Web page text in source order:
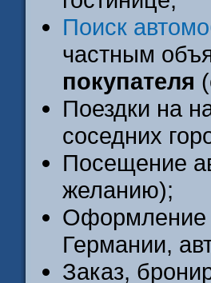
Поиск
частным
покупателя
Поездки на
соседних
Посещение
желанию);
Оформление
Германии,
Заказ,